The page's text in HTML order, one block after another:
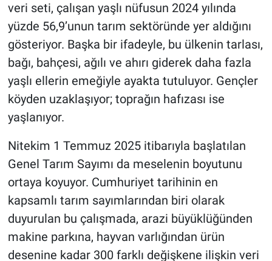
veri seti, çalışan yaşlı nüfusun 2024 yılında
yüzde 56,9’unun tarım sektöründe yer aldığını
gösteriyor. Başka bir ifadeyle, bu ülkenin tarlası,
bağı, bahçesi, ağılı ve ahırı giderek daha fazla
yaşlı ellerin emeğiyle ayakta tutuluyor. Gençler
köyden uzaklaşıyor; toprağın hafızası ise
yaşlanıyor.
Nitekim 1 Temmuz 2025 itibarıyla başlatılan
Genel Tarım Sayımı da meselenin boyutunu
ortaya koyuyor. Cumhuriyet tarihinin en
kapsamlı tarım sayımlarından biri olarak
duyurulan bu çalışmada, arazi büyüklüğünden
makine parkına, hayvan varlığından ürün
desenine kadar 300 farklı değişkene ilişkin veri